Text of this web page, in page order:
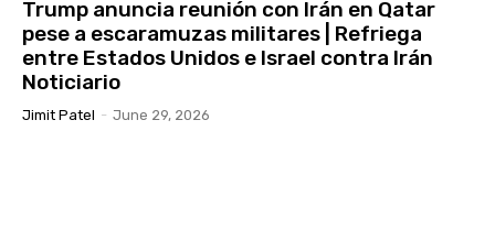
Trump anuncia reunión con Irán en Qatar
pese a escaramuzas militares | Refriega
entre Estados Unidos e Israel contra Irán
Noticiario
Jimit Patel - June 29, 2026